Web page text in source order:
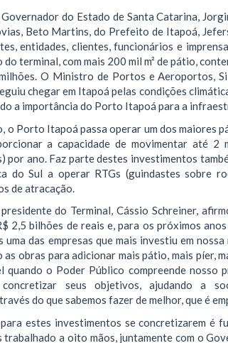
Governador do Estado de Santa Catarina,
Beto Martins, do Prefeito de Itapoá,
entidades, clientes, funcionários e
terminal, com mais 200 mil m² de pátio,
O Ministro de Portos e Aeroportos,
chegar em Itapoá pelas condições
a importância do Porto Itapoá para a
o Porto Itapoá passa operar um dos maiores
a capacidade de movimentar até 2
por ano. Faz parte destes investimentos
do Sul a operar RTGs (guindastes sobre
de atracação.
do Terminal, Cássio Schreiner,
2,5 bilhões de reais e, para os próximos
uma das empresas que mais investiu em
obras para adicionar mais pátio, mais píer,
quando o Poder Público compreende nosso
seus objetivos, ajudando a
do que sabemos fazer de melhor, que é
estes investimentos se concretizarem é
trabalhado a oito mãos, juntamente com o